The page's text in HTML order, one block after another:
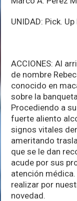
UNIDAD: Pick.
ACCIONES: Al
de nombre
conocido en
sobre la
Procediendo a
fuerte aliento
signos vitales
ameritando
que se le dan
acude por sus
atención
realizar por
novedad.